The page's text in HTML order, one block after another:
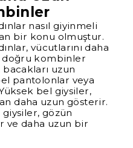
nasıl giyinmeli
bir konu olmuştur.
vücutlarını daha
kombinler
bacakları uzun
pantolonlar veya
bel giysiler,
daha uzun gösterir.
gözün
ve daha uzun bir